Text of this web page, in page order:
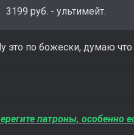
3199 pуб. - ультимейт.
это по божески, думаю
патроны, особенно